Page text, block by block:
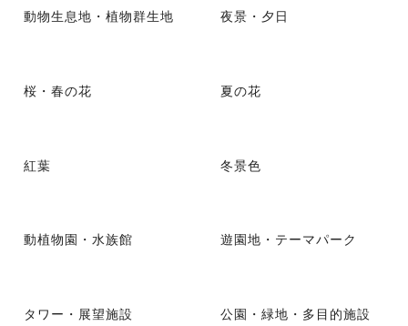
動物生息地・植物群生地 夜景・夕日
桜・春の花 夏の花
紅葉 冬景色
動植物園・水族館 遊園地・テーマパーク
タワー・展望施設 公園・緑地・多目的施設